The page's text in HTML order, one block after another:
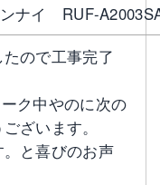
ンナイ RUF-
ので工事完了
ク中やのに次の
ざいます。
と喜びのお声